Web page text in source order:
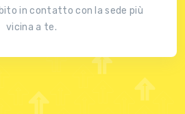
in contatto con la sede più
vicina a te.